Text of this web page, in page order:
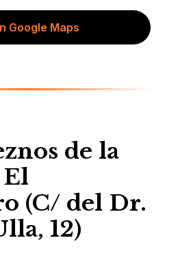
Google Maps
de la
(C/ del Dr.
12)